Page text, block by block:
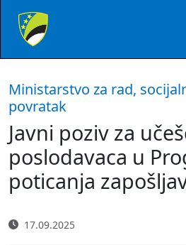
Ministarstvo za rad,
povratak
Javni poziv za
poslodavaca u
poticanja
17.09.2025